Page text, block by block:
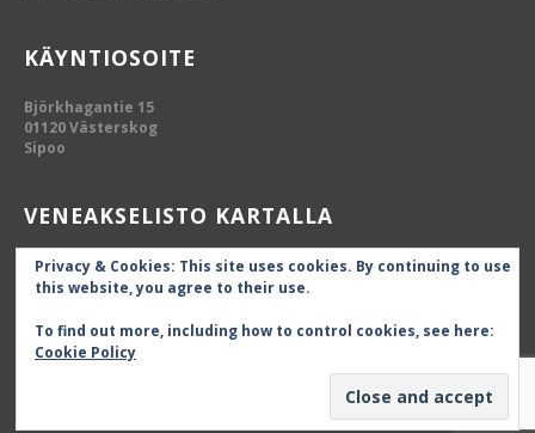
KÄYNTIOSOITE
Björkhagantie 15
01120 Västerskog
Sipoo
VENEAKSELISTO KARTALLA
Privacy & Cookies: This site uses cookies. By continuing to use
this website, you agree to their use.
To find out more, including how to control cookies, see here:
Cookie Policy